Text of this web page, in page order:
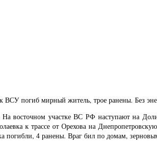
ВСУ погиб мирный житель, трое ранены.
восточном участке ВС РФ наступают на
к трассе от Орехова на
погибли, 4 ранены. Враг бил по домам,